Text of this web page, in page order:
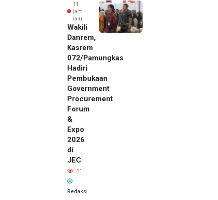
11
jam
lalu
Wakili
Danrem,
Kasrem
072/Pamungkas
Hadiri
Pembukaan
Government
Procurement
Forum
&
Expo
2026
di
JEC
11
Redaksi
11 jam lalu
SMSI Eks
Karesidenan
Pati